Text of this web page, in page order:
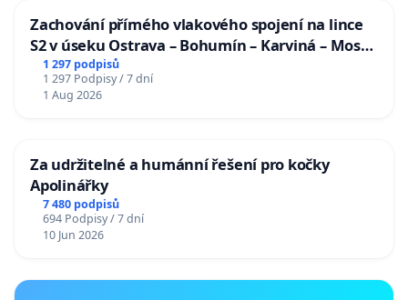
Zachování přímého vlakového spojení na lince
S2 v úseku Ostrava – Bohumín – Karviná – Mosty
u Jablunkova
1 297 podpisů
1 297 Podpisy / 7 dní
1 Aug 2026
Za udržitelné a humánní řešení pro kočky
Apolinářky
7 480 podpisů
694 Podpisy / 7 dní
10 Jun 2026